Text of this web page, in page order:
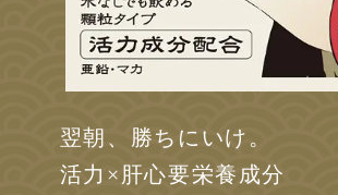
翌朝、勝ちにいけ。
活力×肝心要栄養成分